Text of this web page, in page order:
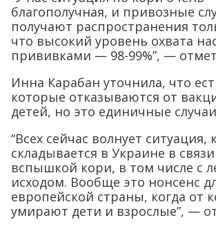
благополучная, и привозные
получают распространения
что высокий уровень охвата
прививками — 98-99%”, —
Инна Карабан уточнила, что
которые отказываются от
детей, но это единичные
“Всех сейчас волнует ситуация,
складывается в Украине в
вспышкой кори, в том числе с
исходом. Вообще это нонсенс
европейской страны, когда от
умирают дети и взрослые”, —